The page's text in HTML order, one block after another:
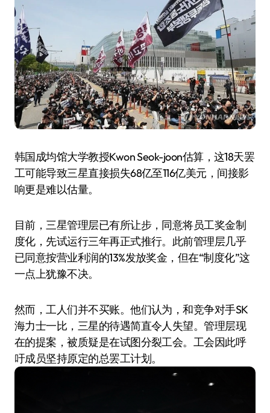
韩国成均馆大学教授Kwon Seok-joon估算，这18天罢
工可能导致三星直接损失68亿至116亿美元，间接影
响更是难以估量。
目前，三星管理层已有所让步，同意将员工奖金制
度化，先试运行三年再正式推行。此前管理层几乎
已同意按营业利润的13%发放奖金，但在“制度化”这
一点上犹豫不决。
然而，工人们并不买账。他们认为，和竞争对手SK
海力士一比，三星的待遇简直令人失望。管理层现
在的提案，被质疑是在试图分裂工会。工会因此呼
吁成员坚持原定的总罢工计划。